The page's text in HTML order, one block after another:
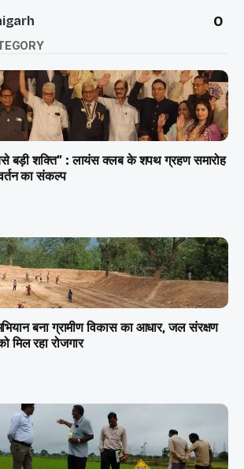
0
बड़ी शक्ति” : लायंस क्लब के शपथ ग्रहण समारोह
का संकल्प
अभियान बना ग्रामीण विकास का आधार, जल संरक्षण
मिल रहा रोजगार